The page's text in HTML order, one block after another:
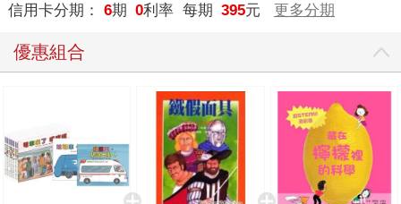
信用卡分期： 6期 0利率 每期 395元 更多分期
優惠組合